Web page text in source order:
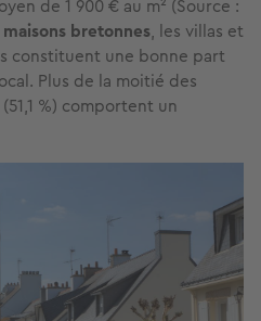
de 1 900 € au m² (Source :
maisons bretonnes, les villas et
constituent une bonne part
Plus de la moitié des
%) comportent un